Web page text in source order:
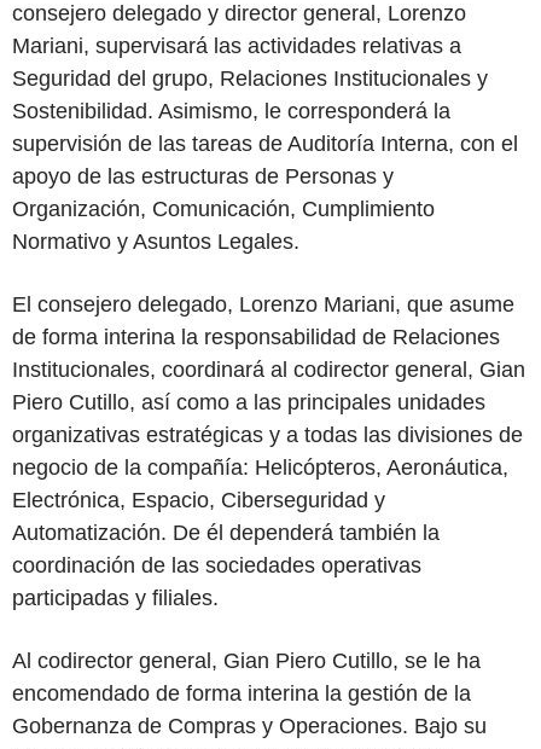
consejero delegado y director general, Lorenzo
Mariani, supervisará las actividades relativas a
Seguridad del grupo, Relaciones Institucionales y
Sostenibilidad. Asimismo, le corresponderá la
supervisión de las tareas de Auditoría Interna, con el
apoyo de las estructuras de Personas y
Organización, Comunicación, Cumplimiento
Normativo y Asuntos Legales.
El consejero delegado, Lorenzo Mariani, que asume
de forma interina la responsabilidad de Relaciones
Institucionales, coordinará al codirector general, Gian
Piero Cutillo, así como a las principales unidades
organizativas estratégicas y a todas las divisiones de
negocio de la compañía: Helicópteros, Aeronáutica,
Electrónica, Espacio, Ciberseguridad y
Automatización. De él dependerá también la
coordinación de las sociedades operativas
participadas y filiales.
Al codirector general, Gian Piero Cutillo, se le ha
encomendado de forma interina la gestión de la
Gobernanza de Compras y Operaciones. Bajo su